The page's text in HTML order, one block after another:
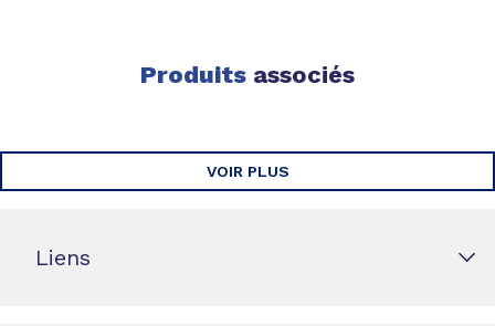
Produits associés
VOIR PLUS
Liens